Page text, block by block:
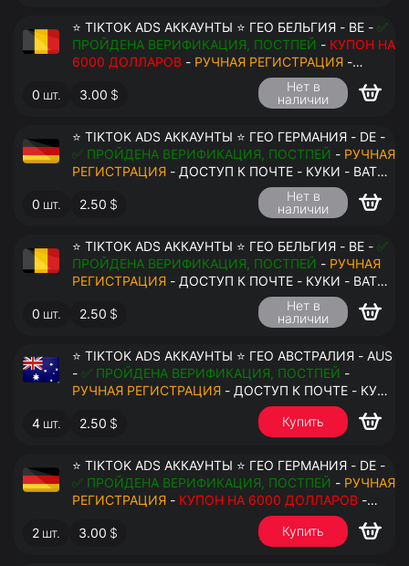
⭐ TIKTOK ADS АККАУНТЫ ⭐ ГЕО БЕЛЬГИЯ - BE - ✅
ПРОЙДЕНА ВЕРИФИКАЦИЯ, ПОСТПЕЙ - КУПОН НА
6000 ДОЛЛАРОВ - РУЧНАЯ РЕГИСТРАЦИЯ -
ДОСТУП К ПОЧТЕ - КУКИ - ВАТ ЗАПОЛНЕН -
ПЕРЕДАЧА В АНТИДЕТЕКТ
0 шт. 3.00 $
Нет в
наличии
⭐ TIKTOK ADS АККАУНТЫ ⭐ ГЕО ГЕРМАНИЯ - DE -
✅ ПРОЙДЕНА ВЕРИФИКАЦИЯ, ПОСТПЕЙ - РУЧНАЯ
РЕГИСТРАЦИЯ - ДОСТУП К ПОЧТЕ - КУКИ - ВАТ
ЗАПОЛНЕН - ПЕРЕДАЧА В АНТИДЕТЕКТ
0 шт. 2.50 $
Нет в
наличии
⭐ TIKTOK ADS АККАУНТЫ ⭐ ГЕО БЕЛЬГИЯ - BE - ✅
ПРОЙДЕНА ВЕРИФИКАЦИЯ, ПОСТПЕЙ - РУЧНАЯ
РЕГИСТРАЦИЯ - ДОСТУП К ПОЧТЕ - КУКИ - ВАТ
ЗАПОЛНЕН - ПЕРЕДАЧА В АНТИДЕТЕКТ
0 шт. 2.50 $
Нет в
наличии
⭐ TIKTOK ADS АККАУНТЫ ⭐ ГЕО АВСТРАЛИЯ - AUS
- ✅ ПРОЙДЕНА ВЕРИФИКАЦИЯ, ПОСТПЕЙ -
РУЧНАЯ РЕГИСТРАЦИЯ - ДОСТУП К ПОЧТЕ - КУКИ
- ВАТ ЗАПОЛНЕН - ПЕРЕДАЧА В АНТИДЕТЕКТ
4 шт. 2.50 $ Купить
⭐ TIKTOK ADS АККАУНТЫ ⭐ ГЕО ГЕРМАНИЯ - DE -
✅ ПРОЙДЕНА ВЕРИФИКАЦИЯ, ПОСТПЕЙ - РУЧНАЯ
РЕГИСТРАЦИЯ - КУПОН НА 6000 ДОЛЛАРОВ -
ДОСТУП К ПОЧТЕ - КУКИ - ВАТ ЗАПОЛНЕН -
ПЕРЕДАЧА В АНТИДЕТЕКТ
2 шт. 3.00 $ Купить
$